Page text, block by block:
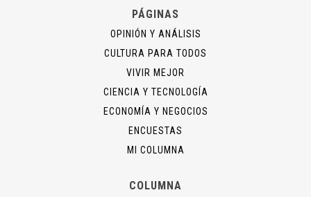
PÁGINAS
OPINIÓN Y ANÁLISIS
CULTURA PARA TODOS
VIVIR MEJOR
CIENCIA Y TECNOLOGÍA
ECONOMÍA Y NEGOCIOS
ENCUESTAS
MI COLUMNA
COLUMNA